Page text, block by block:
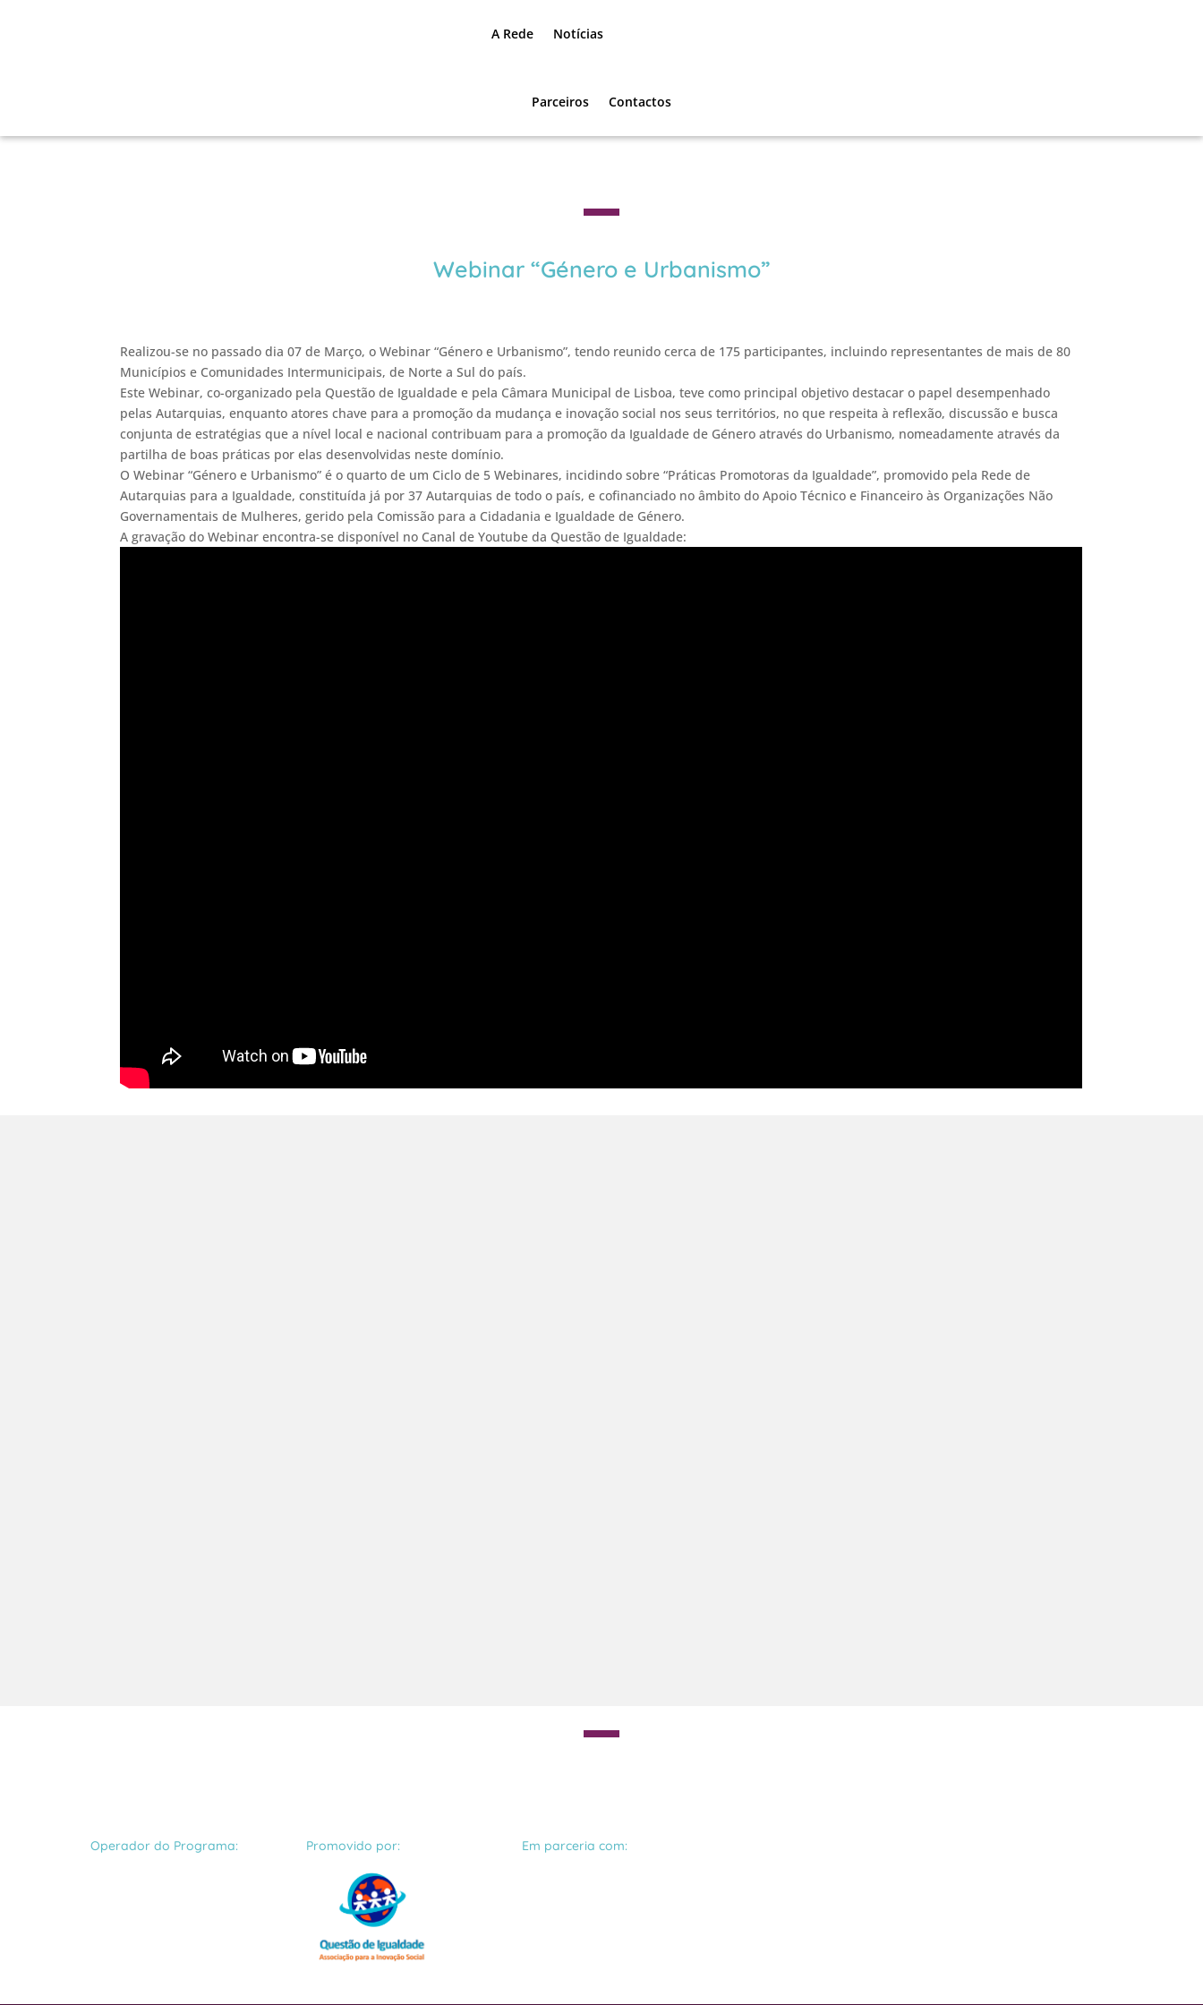
A Rede Notícias
Parceiros Contactos
Webinar “Género e Urbanismo”
Realizou-se no passado dia 07 de Março, o Webinar “Género e Urbanismo”, tendo reunido cerca de 175 participantes, incluindo representantes de mais de 80
Municípios e Comunidades Intermunicipais, de Norte a Sul do país.
Este Webinar, co-organizado pela Questão de Igualdade e pela Câmara Municipal de Lisboa, teve como principal objetivo destacar o papel desempenhado
pelas Autarquias, enquanto atores chave para a promoção da mudança e inovação social nos seus territórios, no que respeita à reflexão, discussão e busca
conjunta de estratégias que a nível local e nacional contribuam para a promoção da Igualdade de Género através do Urbanismo, nomeadamente através da
partilha de boas práticas por elas desenvolvidas neste domínio.
O Webinar “Género e Urbanismo” é o quarto de um Ciclo de 5 Webinares, incidindo sobre “Práticas Promotoras da Igualdade”, promovido pela Rede de
Autarquias para a Igualdade, constituída já por 37 Autarquias de todo o país, e cofinanciado no âmbito do Apoio Técnico e Financeiro às Organizações Não
Governamentais de Mulheres, gerido pela Comissão para a Cidadania e Igualdade de Género.
A gravação do Webinar encontra-se disponível no Canal de Youtube da Questão de Igualdade:
Operador do Programa: Promovido por: Em parceria com: